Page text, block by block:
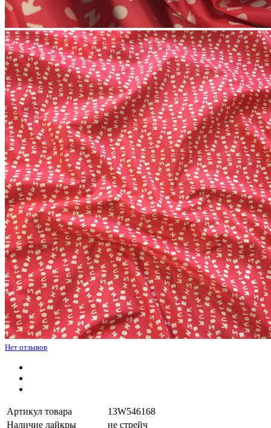
Нет отзывов
Артикул товара
13W546168
Наличие лайкры
не стрейч